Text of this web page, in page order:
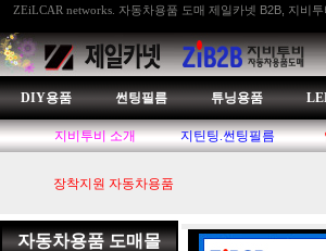
ZEiLCAR networks. 자동차용품 도매 제일카넷 B2B, 지비
DIY용품 썬팅필름 튜닝용품
지비투비 소개 지틴팅.썬팅필름
장착지원 자동차용품
자동차용품 도매몰